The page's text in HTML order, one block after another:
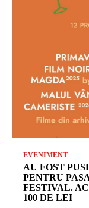
EVENIMENT
AU FOST
PENTRU
FESTIVAL.
100 DE LEI